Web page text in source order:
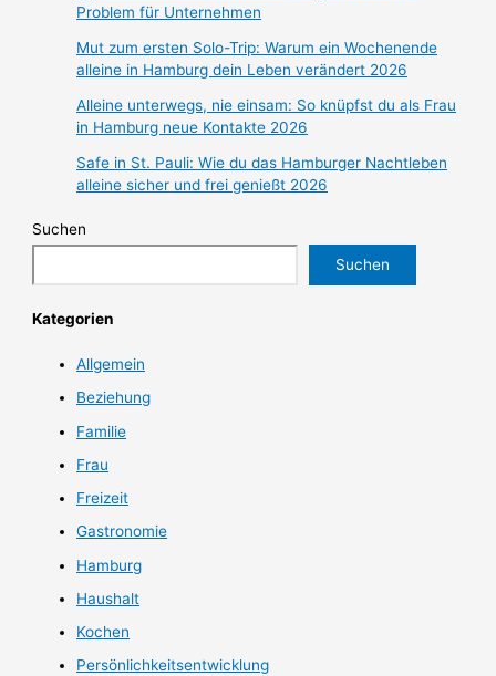
Problem für Unternehmen
Mut zum ersten Solo-Trip: Warum ein Wochenende
alleine in Hamburg dein Leben verändert 2026
Alleine unterwegs, nie einsam: So knüpfst du als Frau
in Hamburg neue Kontakte 2026
Safe in St. Pauli: Wie du das Hamburger Nachtleben
alleine sicher und frei genießt 2026
Suchen
Suchen
Kategorien
Allgemein
Beziehung
Familie
Frau
Freizeit
Gastronomie
Hamburg
Haushalt
Kochen
Persönlichkeitsentwicklung